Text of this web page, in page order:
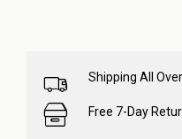
Shipping All
Free 7-Day